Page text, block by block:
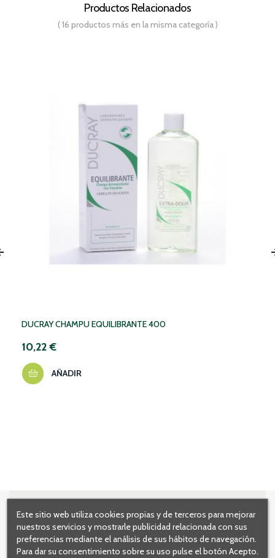
Productos Relacionados
( 16 productos más en la misma categoría )
DUCRAY CHAMPU EQUILIBRANTE 400
10,22 €
AÑADIR
Este sitio web utiliza cookies propias y de terceros para mejorar
nuestros servicios y mostrarle publicidad relacionada con sus
preferencias mediante el análisis de sus hábitos de navegación.
Para dar su consentimiento sobre su uso pulse el botón Acepto.